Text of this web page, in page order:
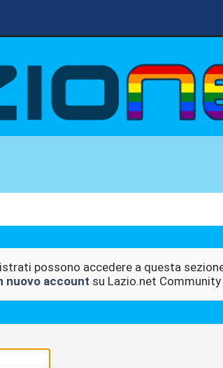
possono accedere a questa
nuovo account su Lazio.net Community